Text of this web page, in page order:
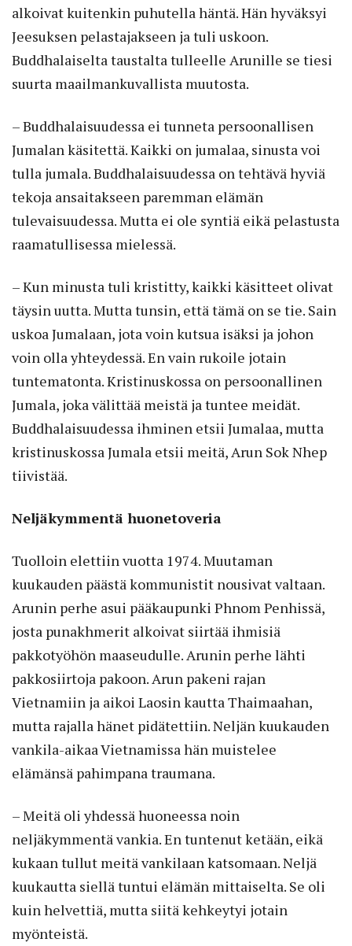
alkoivat kuitenkin puhutella häntä. Hän hyväksyi
Jeesuksen pelastajakseen ja tuli uskoon.
Buddhalaiselta taustalta tulleelle Arunille se tiesi
suurta maailmankuvallista muutosta.
– Buddhalaisuudessa ei tunneta persoonallisen
Jumalan käsitettä. Kaikki on jumalaa, sinusta voi
tulla jumala. Buddhalaisuudessa on tehtävä hyviä
tekoja ansaitakseen paremman elämän
tulevaisuudessa. Mutta ei ole syntiä eikä pelastusta
raamatullisessa mielessä.
– Kun minusta tuli kristitty, kaikki käsitteet olivat
täysin uutta. Mutta tunsin, että tämä on se tie. Sain
uskoa Jumalaan, jota voin kutsua isäksi ja johon
voin olla yhteydessä. En vain rukoile jotain
tuntematonta. Kristinuskossa on persoonallinen
Jumala, joka välittää meistä ja tuntee meidät.
Buddhalaisuudessa ihminen etsii Jumalaa, mutta
kristinuskossa Jumala etsii meitä, Arun Sok Nhep
tiivistää.
Neljäkymmentä huonetoveria
Tuolloin elettiin vuotta 1974. Muutaman
kuukauden päästä kommunistit nousivat valtaan.
Arunin perhe asui pääkaupunki Phnom Penhissä,
josta punakhmerit alkoivat siirtää ihmisiä
pakkotyöhön maaseudulle. Arunin perhe lähti
pakkosiirtoja pakoon. Arun pakeni rajan
Vietnamiin ja aikoi Laosin kautta Thaimaahan,
mutta rajalla hänet pidätettiin. Neljän kuukauden
vankila-aikaa Vietnamissa hän muistelee
elämänsä pahimpana traumana.
– Meitä oli yhdessä huoneessa noin
neljäkymmentä vankia. En tuntenut ketään, eikä
kukaan tullut meitä vankilaan katsomaan. Neljä
kuukautta siellä tuntui elämän mittaiselta. Se oli
kuin helvettiä, mutta siitä kehkeytyi jotain
myönteistä.